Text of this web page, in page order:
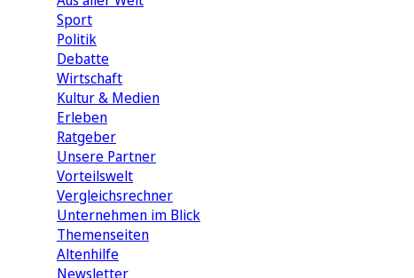
Sport
Politik
Debatte
Wirtschaft
Kultur & Medien
Erleben
Ratgeber
Unsere Partner
Vorteilswelt
Vergleichsrechner
Unternehmen im Blick
Themenseiten
Altenhilfe
Newsletter